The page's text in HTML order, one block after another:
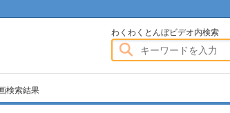
わくわくとんぼビデオわくわくとんぼビデオ内検索
検索結果